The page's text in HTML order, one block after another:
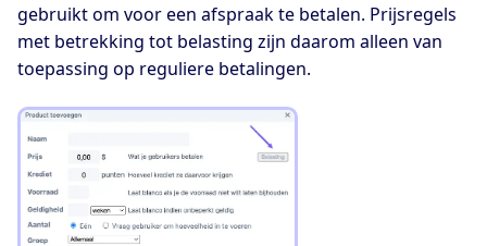
gebruikt om voor een afspraak te betalen. Prijsregels
met betrekking tot belasting zijn daarom alleen van
toepassing op reguliere betalingen.